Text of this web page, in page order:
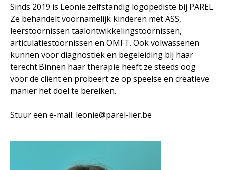
Sinds 2019 is Leonie zelfstandig logopediste bij PAREL.
Ze behandelt voornamelijk kinderen met ASS,
leerstoornissen taalontwikkelingstoornissen,
articulatiestoornissen en OMFT. Ook volwassenen
kunnen voor diagnostiek en begeleiding bij haar
terecht.Binnen haar therapie heeft ze steeds oog
voor de cliënt en probeert ze op speelse en creatieve
manier het doel te bereiken.
Stuur een e-mail: leonie@parel-lier.be